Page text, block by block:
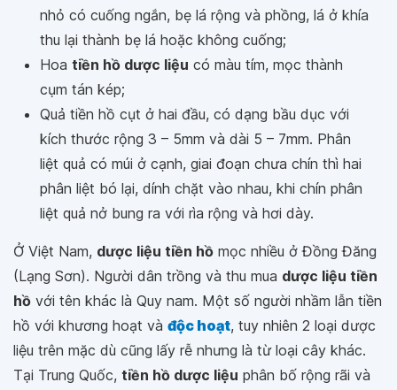
nhỏ có cuống ngắn, bẹ lá rộng và phồng, lá ở khía
thu lại thành bẹ lá hoặc không cuống;
Hoa tiền hồ dược liệu có màu tím, mọc thành
cụm tán kép;
Quả tiền hồ cụt ở hai đầu, có dạng bầu dục với
kích thước rộng 3 – 5mm và dài 5 – 7mm. Phân
liệt quả có múi ở cạnh, giai đoạn chưa chín thì hai
phân liệt bó lại, dính chặt vào nhau, khi chín phân
liệt quả nở bung ra với rìa rộng và hơi dày.
Ở Việt Nam, dược liệu tiền hồ mọc nhiều ở Đồng Đăng
(Lạng Sơn). Người dân trồng và thu mua dược liệu tiền
hồ với tên khác là Quy nam. Một số người nhầm lẫn tiền
hồ với khương hoạt và độc hoạt, tuy nhiên 2 loại dược
liệu trên mặc dù cũng lấy rễ nhưng là từ loại cây khác.
Tại Trung Quốc, tiền hồ dược liệu phân bố rộng rãi và